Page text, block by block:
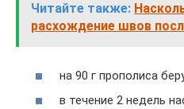
Читайте также:
расхождение швов
на 90 г прополиса
в течение 2 недель